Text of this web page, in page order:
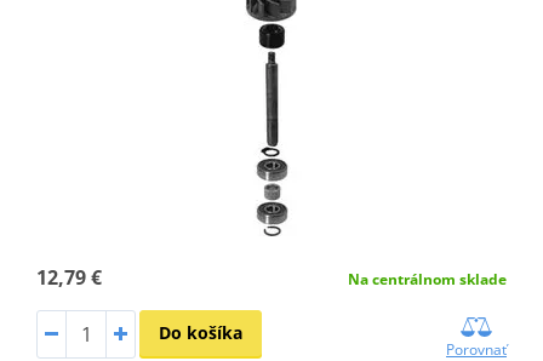
12,79 € Na centrálnom sklade
Do košíka
Porovnať